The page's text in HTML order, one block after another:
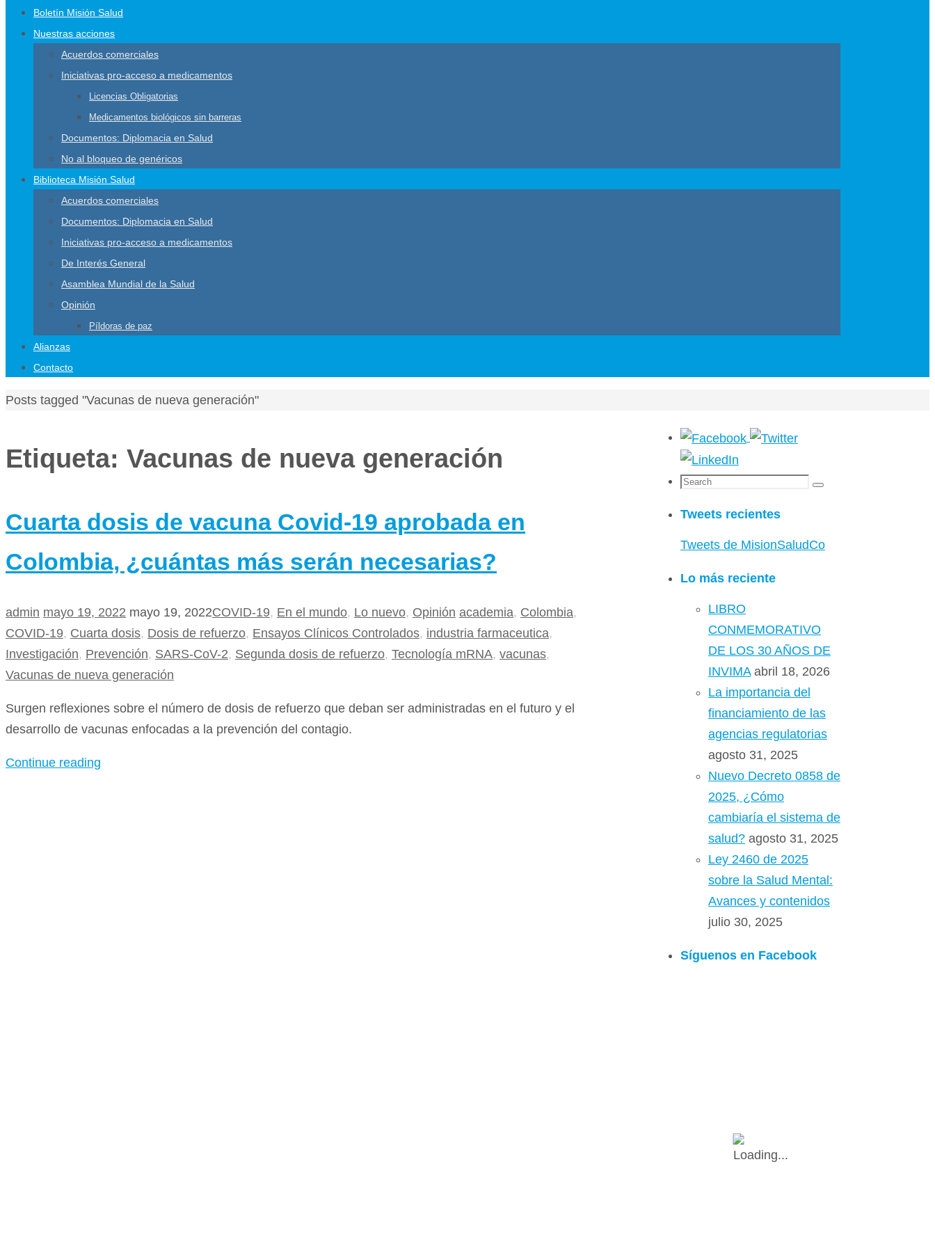
Boletín Misión Salud
Nuestras acciones
Acuerdos comerciales
Iniciativas pro-acceso a medicamentos
Licencias Obligatorias
Medicamentos biológicos sin barreras
Documentos: Diplomacia en Salud
No al bloqueo de genéricos
Biblioteca Misión Salud
Acuerdos comerciales
Documentos: Diplomacia en Salud
Iniciativas pro-acceso a medicamentos
De Interés General
Asamblea Mundial de la Salud
Opinión
Píldoras de paz
Alianzas
Contacto
Home
Posts tagged "Vacunas de nueva generación"
Etiqueta: Vacunas de nueva generación
Cuarta dosis de vacuna Covid-19 aprobada en
Colombia, ¿cuántas más serán necesarias?
admin mayo 19, 2022 mayo 19, 2022COVID-19, En el mundo, Lo nuevo, Opinión academia, Colombia,
COVID-19, Cuarta dosis, Dosis de refuerzo, Ensayos Clínicos Controlados, industria farmaceutica,
Investigación, Prevención, SARS-CoV-2, Segunda dosis de refuerzo, Tecnología mRNA, vacunas,
Vacunas de nueva generación
Surgen reflexiones sobre el número de dosis de refuerzo que deban ser administradas en el futuro y el
desarrollo de vacunas enfocadas a la prevención del contagio.
Continue reading
Search
Search
Tweets recientes
Tweets de MisionSaludCo
Lo más reciente
LIBRO
CONMEMORATIVO
DE LOS 30 AÑOS DE
INVIMA abril 18, 2026
La importancia del
financiamiento de las
agencias regulatorias
agosto 31, 2025
Nuevo Decreto 0858 de
2025, ¿Cómo
cambiaría el sistema de
salud? agosto 31, 2025
Ley 2460 de 2025
sobre la Salud Mental:
Avances y contenidos
julio 30, 2025
Síguenos en Facebook